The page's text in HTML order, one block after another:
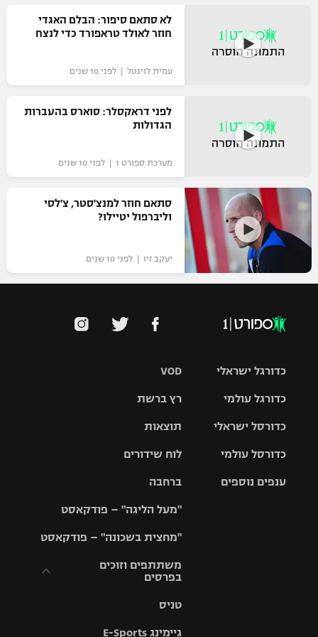
רשיון להקרנה פומבית לבית עסק
הצטרפות לחבילת הערוצים
תגיות
לא סתאם סיפור: הבלם האגדי
חוזר לאולד טראפורד כדי לנצח
עמית לוינטל | לפני 10 שנים
לפני דראקסלר: סוארס בהעברות
הגדולות
מערכת ספורט 1 | לפני 10 שנים
סתאם חוזר למנצ'סטר, צ'לסי
וליברפול יטיילו?
יעקב זיו | לפני 10 שנים
VOD
רץ ברשת
תוצאות
לוח שידורים
ברחבה
"מעל הליגה" – פודקאסט
"מחצית בשכונה" – פודקאסט
משתתפים וזוכים
בפרסים
וזוכים בפרסים
טניס
גיימינג E-Sports
כדורגל ישראלי
גביע הטוטו
כדורגל עולמי
האלופות
ליגה
כדורסל ישראלי
סל
כדורסל עולמי
ענפים נוספים